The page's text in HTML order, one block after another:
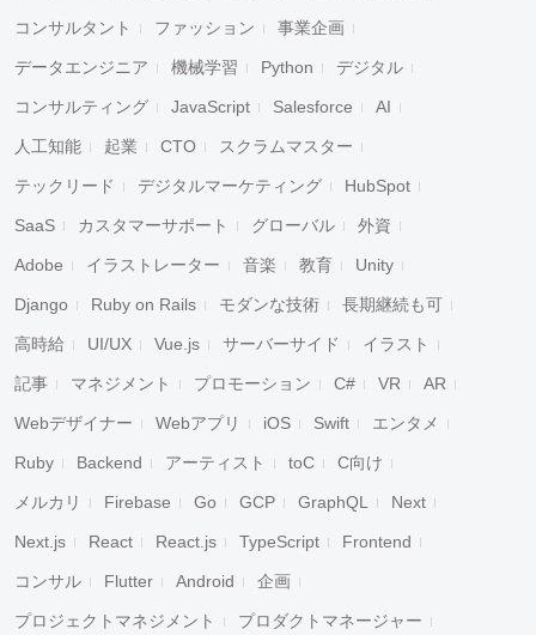
コンサルタント ファッション 事業企画
データエンジニア 機械学習 Python デジタル
コンサルティング JavaScript Salesforce AI
人工知能 起業 CTO スクラムマスター
テックリード デジタルマーケティング HubSpot
SaaS カスタマーサポート グローバル 外資
Adobe イラストレーター 音楽 教育 Unity
Django Ruby on Rails モダンな技術 長期継続も可
高時給 UI/UX Vue.js サーバーサイド イラスト
記事 マネジメント プロモーション C# VR AR
Webデザイナー Webアプリ iOS Swift エンタメ
Ruby Backend アーティスト toC C向け
メルカリ Firebase Go GCP GraphQL Next
Next.js React React.js TypeScript Frontend
コンサル Flutter Android 企画
プロジェクトマネジメント プロダクトマネージャー